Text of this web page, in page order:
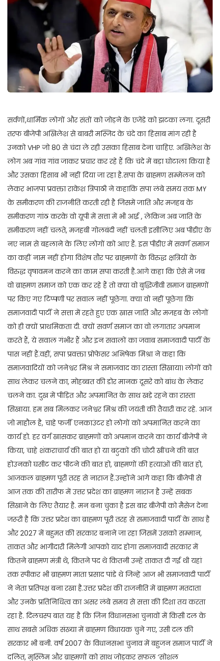
सर्वणों,धार्मिक लोगों और संतों को जोड़ने के एजेंडे को झटका लगा. दूसरी
तरफ बीजेपी अखिलेश से बाबरी मस्जिद के चंदे का हिसाब मांग रही है
उनको VHP जो 80 से चंदा ले रही उसका हिसाब देना चाहिए. अखिलेश के
लोग अब गांव गांव जाकर प्रचार कर रहे हैं कि चंदे में बड़ा घोटाला किया है
और उसका हिसाब भी नहीं दिया जा रहा है.सपा के ब्राह्मण सम्मेलन को
लेकर भाजपा प्रवक्ता राकेश त्रिपाठी ने कहाकि सपा लंबे समय तक MY
के समीकरण की राजनीति करती रही है जिसमें जाति और मजहब के
समीकरण गांठ करके वो यूपी में सत्ता में भी आई , लेकिन अब जाति के
समीकरण नहीं चलते, मजहबी गोलबंदी नहीं चलती इसीलिए अब पीडीए के
नए नाम से बहलाने के लिए लोगों को आए हैं. इस पीडीए में सवर्ण समाज
का कहीं नाम नहीं होगा विशेष तौर पर ब्राह्मणों के विरुद्ध क्षत्रियों के
विरुद्ध वृषावमन करने का काम सपा करती है.आगे कहा कि ऐसे में जब
वो ब्राह्मण समाज को एक कर रहे हैं तो क्या वो बुद्धिजीवी समाज ब्राह्मणों
पर किए गए टिप्पणी पर सवाल नहीं पूछेगा. क्या वो नहीं पूछेगा कि
समाजवादी पार्टी ने सत्ता में रहते हुए एक खास जाति और मजहब के लोगों
को ही क्यों प्राथमिकता दी. क्यों सवर्ण समाज का वो लगातार अपमान
करते हैं, ये सवाल गंभीर हैं और इन सवालों का जवाब समाजवादी पार्टी के
पास नहीं हैं.वहीं, सपा प्रवक्ता प्रोफेसर अभिषेक मिश्रा ने कहा कि
समाजवादियों को जनेश्वर मिश्र ने समाजवाद का रास्ता सिखाया। लोगों को
साथ लेकर चलने का, मोहब्बत की डोर मानक दूसरे को बांध के लेकर
चलने का. दुख में पीड़ित और अपमानित के साथ खड़े रहने का रास्ता
सिखाया. हम सब मिलकर जनेश्वर मिश्र की जयंती की तैयारी कर रहे. आज
जो माहौल है, चाहे फर्जी एनकाउंटर हो लोगों को अपमानित करने का
कार्य हो. हर वर्ग खासकर ब्राह्मणों को अपमान करने का कार्य बीजेपी ने
किया, चाहे शंकराचार्य की बात हो या बटुकों की चोटी खींचने की बात
होउनको घसीट कर पीटने की बात हो, ब्राह्मणों की हत्याओं की बात हो,
आजकल ब्राह्मण पूरी तरह से नाराज हैं.उन्होंने आगे कहा कि बीजेपी से
आज तक की तारीफ में उत्तर प्रदेश का ब्राह्मण नाराज है उन्हें सबक
सिखाने के लिए तैयार है. मन बना चुका है इस बार बीजेपी को मैसेज देना
जरूरी है कि उत्तर प्रदेश का ब्राह्मण पूरी तरह से समाजवादी पार्टी के साथ है
और 2027 में बहुमत की सरकार बनाने जा रहा जिसमें उसको सम्मान,
ताकत और भागीदारी मिलेगी आपको याद होगा समाजवादी सरकार में
कितने ब्राह्मण मंत्री थे, कितने पद थे कितनी उन्हें ताकत दी गई थी यहां
तक स्पीकर भी ब्राह्मण माता प्रसाद पांडे थे जिन्हें आज भी समाजवादी पार्टी
ने नेता प्रतिपक्ष बना रखा है.उत्तर प्रदेश की राजनीति में ब्राह्मण मतदाता
और उनके प्रतिनिधित्व का असर लंबे समय से सत्ता की दिशा तय करता
रहा है. दिलचस्प बात यह है कि जिन विधानसभा चुनावों में किसी दल के
साथ सबसे अधिक संख्या में ब्राह्मण विधायक चुने गए, उसी दल की
सरकार भी बनी. वर्ष 2007 के विधानसभा चुनाव में बहुजन समाज पार्टी ने
दलित, मुस्लिम और ब्राह्मणों को साथ जोड़कर सफल ‘सोशल